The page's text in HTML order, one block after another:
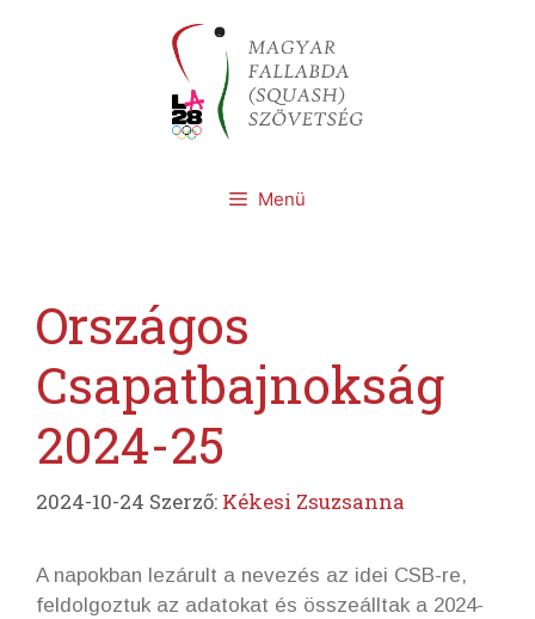
Menü
Országos
Csapatbajnokság
2024-25
2024-10-24 Szerző: Kékesi Zsuzsanna
A napokban lezárult a nevezés az idei CSB-re,
feldolgoztuk az adatokat és összeálltak a 2024-